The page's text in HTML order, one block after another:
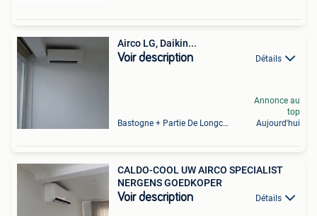
Airco LG, Daikin...
Voir description Détails
Bastogne + Partie De Longchamps Et Sibret
Annonce au
top
Aujourd'hui
CALDO-COOL UW AIRCO SPECIALIST
NERGENS GOEDKOPER
Voir description Détails